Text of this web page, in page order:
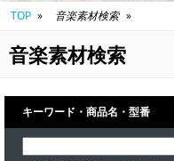
TOP
音楽素材検索
音楽素材検索
キーワード・商品名・型番